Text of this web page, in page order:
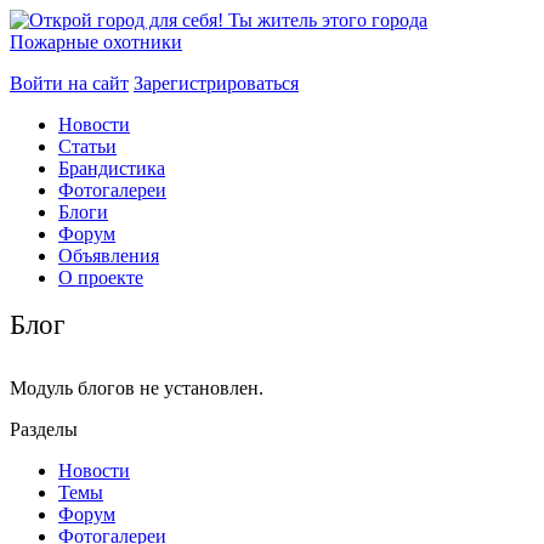
Пожарные охотники
Войти на сайт Зарегистрироваться
Новости
Статьи
Брандистика
Фотогалереи
Блоги
Форум
Объявления
О проекте
Блог
Модуль блогов не установлен.
Разделы
Новости
Темы
Форум
Фотогалереи